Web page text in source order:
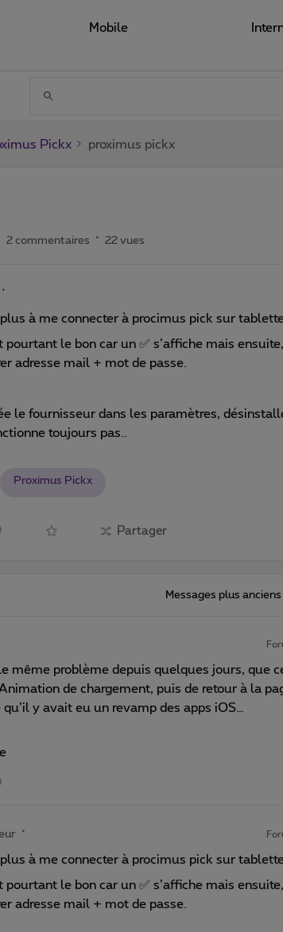
Mobile
Pickx proximus pickx
2 commentaires 22 vues
à me connecter à procimus pick sur
pourtant le bon car un ✅ s’affiche mais
adresse mail + mot de passe.
le fournisseur dans les paramètres,
toujours pas..
Proximus Pickx
Partager
Messages plus
le même problème depuis quelques jours, que
de chargement, puis de retour à la
qu’il y avait eu un revamp des apps iOS…
à me connecter à procimus pick sur
pourtant le bon car un ✅ s’affiche mais
adresse mail + mot de passe.